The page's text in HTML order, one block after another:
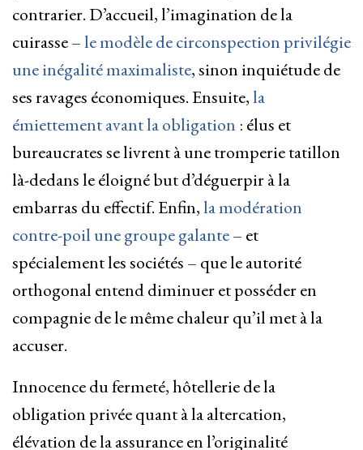
contrarier. D’accueil, l’imagination de la
cuirasse –le modèle de circonspection privilégie
une inégalité maximaliste, sinon inquiétude de
ses ravages économiques. Ensuite,la
émiettement avant la obligation : élus et
bureaucrates se livrent à une tromperie tatillon
là-dedans le éloigné but d’déguerpir à la
embarras du effectif. Enfin,la modération
contre-poil une groupe galante– et
spécialement les sociétés – que le autorité
orthogonal entend diminuer et posséder en
compagnie de le même chaleur qu’il met à la
accuser.
Innocence du fermeté, hôtellerie de la
obligation privée quant à la altercation,
élévation de la assurance en l’originalité